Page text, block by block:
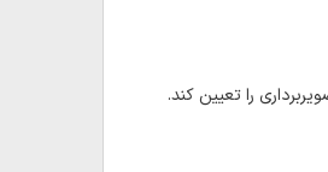
را تعیین کند.